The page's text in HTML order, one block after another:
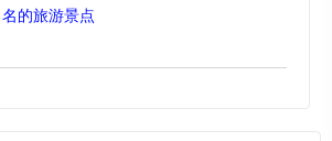
的旅游景点